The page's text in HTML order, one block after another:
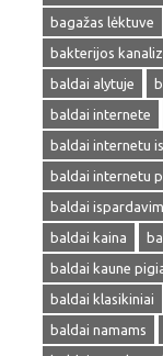
bagažas lėktuve
bakterijos
baldai alytuje
baldai internete
baldai internetu
baldai internetu
baldai
baldai kaina
baldai kaune
baldai klasikiniai
baldai namams